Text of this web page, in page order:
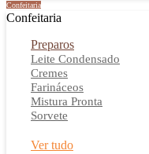
Confeitaria
Confeitaria
Preparos
Leite Condensado
Cremes
Farináceos
Mistura Pronta
Sorvete
Ver tudo